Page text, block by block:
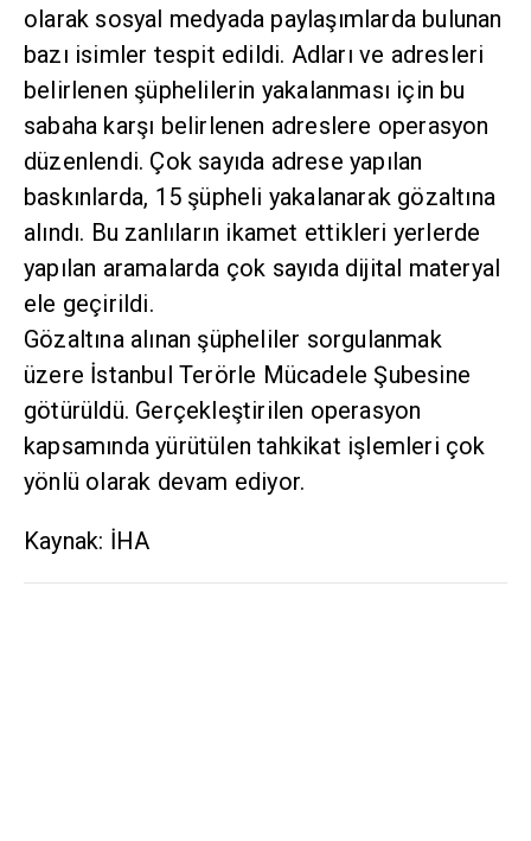
olarak sosyal medyada paylaşımlarda bulunan
bazı isimler tespit edildi. Adları ve adresleri
belirlenen şüphelilerin yakalanması için bu
sabaha karşı belirlenen adreslere operasyon
düzenlendi. Çok sayıda adrese yapılan
baskınlarda, 15 şüpheli yakalanarak gözaltına
alındı. Bu zanlıların ikamet ettikleri yerlerde
yapılan aramalarda çok sayıda dijital materyal
ele geçirildi.
Gözaltına alınan şüpheliler sorgulanmak
üzere İstanbul Terörle Mücadele Şubesine
götürüldü. Gerçekleştirilen operasyon
kapsamında yürütülen tahkikat işlemleri çok
yönlü olarak devam ediyor.
Kaynak: İHA